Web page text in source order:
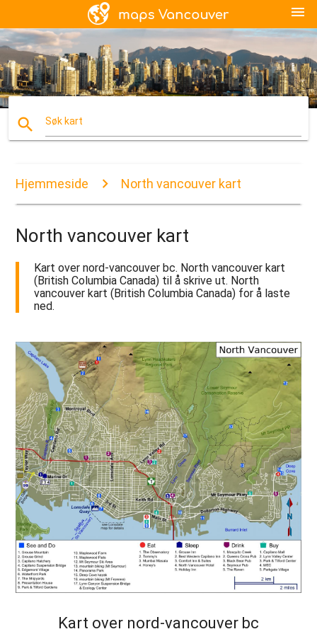
menu
search Søk kart
Hjemmeside North vancouver kart
North vancouver kart
Kart over nord-vancouver bc. North vancouver kart
(British Columbia Canada) til å skrive ut. North
vancouver kart (British Columbia Canada) for å laste
ned.
Kart over nord-vancouver bc